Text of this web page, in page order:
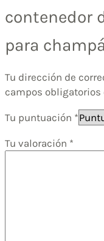
contenedor
para
Tu dirección de
campos obligatorios
Tu puntuación *
Tu valoración *